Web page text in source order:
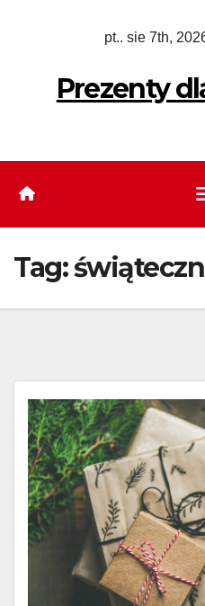
pt.. sie 7th,
Prezenty
Tag: